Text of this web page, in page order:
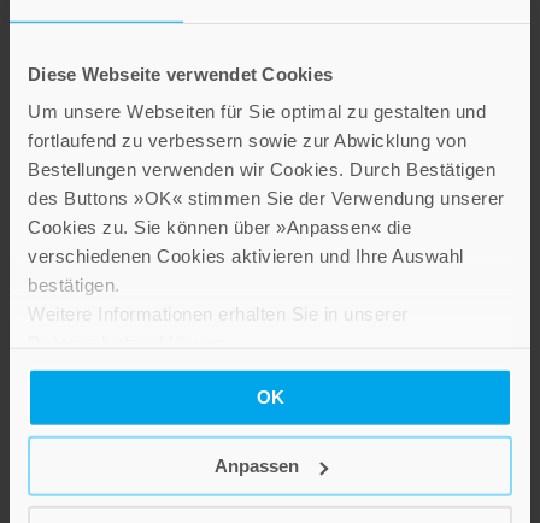
Diese Webseite verwendet Cookies
Um unsere Webseiten für Sie optimal zu gestalten und
fortlaufend zu verbessern sowie zur Abwicklung von
Bestellungen verwenden wir Cookies. Durch Bestätigen
des Buttons »OK« stimmen Sie der Verwendung unserer
Cookies zu. Sie können über »Anpassen« die
verschiedenen Cookies aktivieren und Ihre Auswahl
bestätigen.
Weitere Informationen erhalten Sie in unserer
OK
Anpassen
NEUERSCHEINUNG
Frank Brunecker
Michael Wettengel
Gudrun Litz
Ulm und
29,80 €
IN DEN WARENKORB
NEUERSCHEINUNG
Martin Kintzinger
Klara Hübner
Fürstenherrschaft im
Band 99